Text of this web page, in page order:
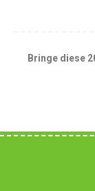
Bringe diese